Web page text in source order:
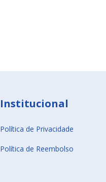
Institucional
Política de Privacidade
Política de Reembolso